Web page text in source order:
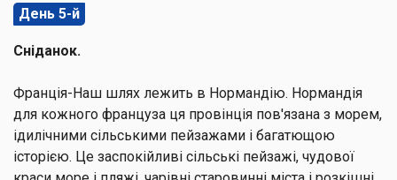
День 5-й
Сніданок.
Франція-Наш шлях лежить в Нормандію. Нормандія
для кожного француза ця провінція пов'язана з морем,
ідилічними сільськими пейзажами і багатющою
історією. Це заспокійливі сільські пейзажі, чудової